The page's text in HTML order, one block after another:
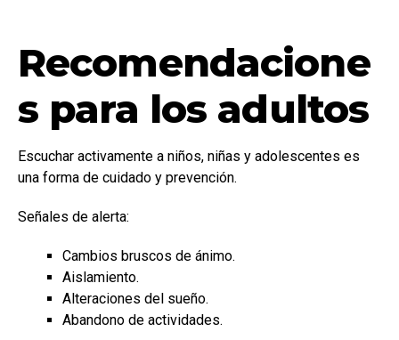
Recomendacione
s para los adultos
Escuchar activamente a niños, niñas y adolescentes es
una forma de cuidado y prevención.
Señales de alerta:
Cambios bruscos de ánimo.
Aislamiento.
Alteraciones del sueño.
Abandono de actividades.